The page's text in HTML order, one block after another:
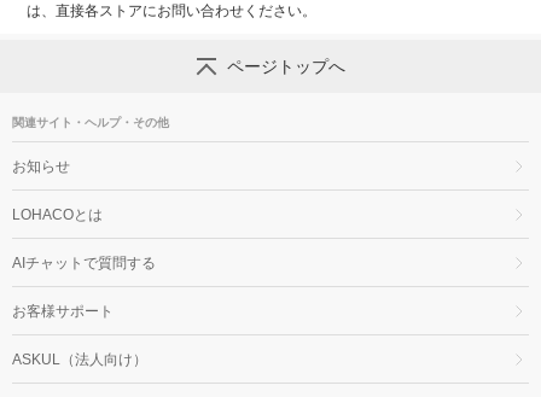
は、直接各ストアにお問い合わせください。
ページトップへ
関連サイト・ヘルプ・その他
お知らせ
LOHACOとは
AIチャットで質問する
お客様サポート
ASKUL（法人向け）